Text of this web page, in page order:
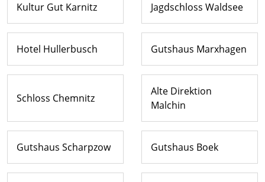
Kultur Gut Karnitz Jagdschloss Waldsee
Hotel Hullerbusch Gutshaus Marxhagen
Schloss Chemnitz
Alte Direktion
Malchin
Gutshaus Scharpzow Gutshaus Boek